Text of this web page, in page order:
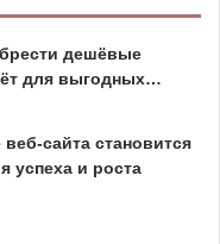
дешёвые
для выгодных…
сайта становится
успеха и роста